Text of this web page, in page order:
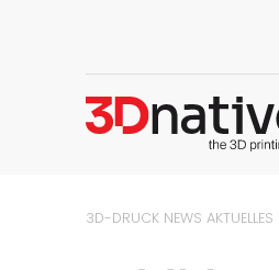
3D-DRUCK NEWS AKTUELLES